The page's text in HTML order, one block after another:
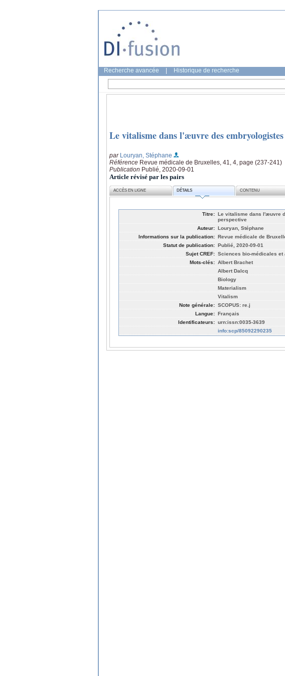
Recherche avancée Historique de recherche
Le vitalisme dans l'æuvre des
par Louryan, Stéphane
Référence Revue médicale de Bruxelles, 41, 4, page (237-241)
Publication Publié, 2020-09-01
Article révisé par les pairs
ACCÈS EN LIGNE DÉTAILS CONTENU
Titre: Le vitalisme dans l'æuvre
perspective
Auteur: Louryan, Stéphane
Informations sur la publication: Revue médicale de
Statut de publication: Publié, 2020-09-01
Sujet CREF: Sciences bio-médicales et
Mots-clés: Albert Brachet
Albert Dalcq
Biology
Materialism
Vitalism
Note générale: SCOPUS: re.j
Langue: Français
Identificateurs: urn:issn:0035-3639
info:scp/85092290235